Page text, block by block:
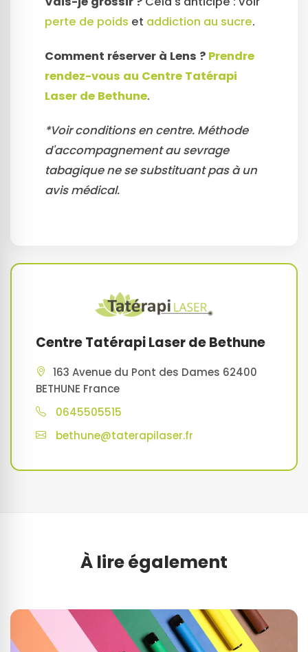
perte de poids et addiction au sucre.
Comment réserver à Lens ? Prendre
rendez-vous au Centre Tatérapi
Laser de Bethune.
*Voir conditions en centre. Méthode
d'accompagnement au sevrage
tabagique ne se substituant pas à un
avis médical.
Centre Tatérapi Laser de Bethune
163 Avenue du Pont des Dames 62400
BETHUNE France
0645505515
bethune@taterapilaser.fr
À lire également